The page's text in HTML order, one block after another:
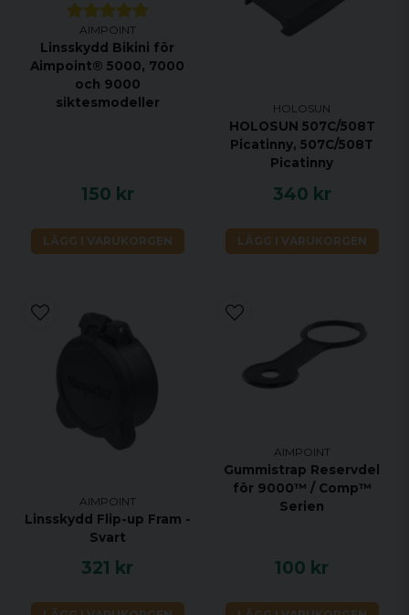
AIMPOINT
Linsskydd Bikini för
Aimpoint® 5000, 7000
och 9000
siktesmodeller
150 kr
LÄGG I VARUKORGEN
HOLOSUN
HOLOSUN 507C/508T
Picatinny, 507C/508T
Picatinny
340 kr
LÄGG I VARUKORGEN
AIMPOINT
Linsskydd Flip-up Fram -
Svart
321 kr
AIMPOINT
Gummistrap Reservdel
för 9000™ / Comp™
Serien
100 kr